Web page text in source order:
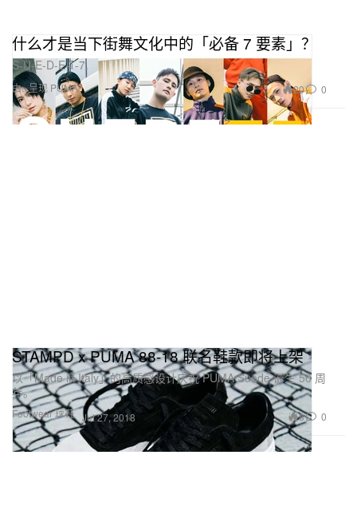
什么才是当下街舞文化中的「必备 7 要素」？
S-U-E-D-E-T-7.
由...呈现 PUMA 20 0
Footwear 球鞋
STAMPD x PUMA 88-18 联名鞋款即将上架
以「Made in Italy」的高质感设计庆祝 PUMA Suede 诞生 50 周
年。
Jul 27, 2018 8 0